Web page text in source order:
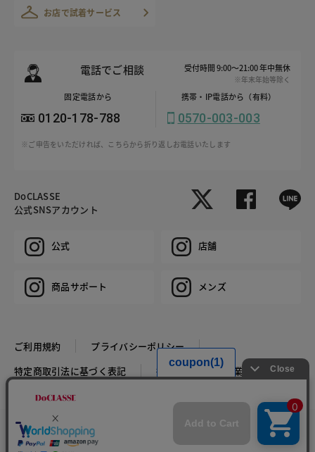
カラー・サイズを選択する
お店で試着サービス
電話でご相談 受付時間 9:00～21:00 年中無休
※年末年始等除く
固定電話から
0120-178-788
携帯・IP電話から（有料）
0570-003-003
※ご申告をいただければ、こちらから折り返しお電話いたします
DoCLASSE
公式SNSアカウント
公式 店舗
商品サポート メンズ
ご利用規約
プライバシーポリシー
特定商取引法に基づく表記
推奨環境 企業情報
COPYRIGHT © DoCLASSE ALL RIGHTS RESERVED.